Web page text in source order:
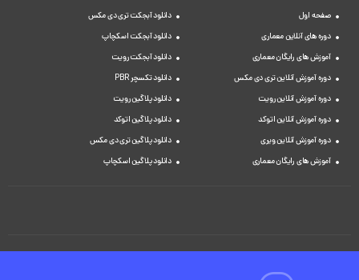
صفحه اول
دوره های آنلاین معماری
آموزش های رایگان معماری
دوره آموزش آنلاین تری دی مکس
دوره آموزش آنلاین رویت
دوره آموزش آنلاین اتوکد
دوره آموزش آنلاین ویری
آموزش های رایگان معماری
دانلود آبجکت تری دی مکس
دانلود آبجکت اسکچاپ
دانلود آبجکت رویت
دانلود تکسچر PBR
دانلود پلاگین رویت
دانلود پلاگین اتوکد
دانلود پلاگین تری دی مکس
دانلود پلاگین اسکچاپ